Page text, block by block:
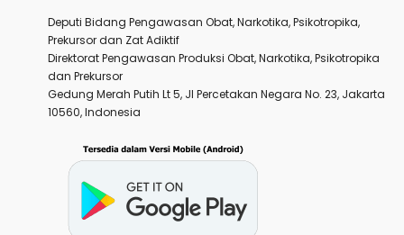
Deputi Bidang Pengawasan Obat, Narkotika, Psikotropika,
Prekursor dan Zat Adiktif
Direktorat Pengawasan Produksi Obat, Narkotika, Psikotropika
dan Prekursor
Gedung Merah Putih Lt 5, Jl Percetakan Negara No. 23, Jakarta
10560, Indonesia